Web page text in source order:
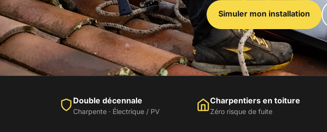
Simuler mon installation
Double décennale
Charpente · Électrique / PV
Charpentiers en toiture
Zéro risque de fuite